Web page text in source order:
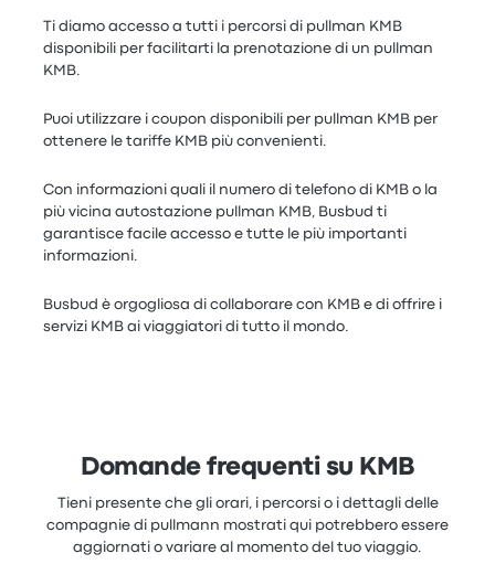
Ti diamo accesso a tutti i percorsi di pullman KMB
disponibili per facilitarti la prenotazione di un pullman
KMB.
Puoi utilizzare i coupon disponibili per pullman KMB per
ottenere le tariffe KMB più convenienti.
Con informazioni quali il numero di telefono di KMB o la
più vicina autostazione pullman KMB, Busbud ti
garantisce facile accesso e tutte le più importanti
informazioni.
Busbud è orgogliosa di collaborare con KMB e di offrire i
servizi KMB ai viaggiatori di tutto il mondo.
Domande frequenti su KMB
Tieni presente che gli orari, i percorsi o i dettagli delle
compagnie di pullmann mostrati qui potrebbero essere
aggiornati o variare al momento del tuo viaggio.